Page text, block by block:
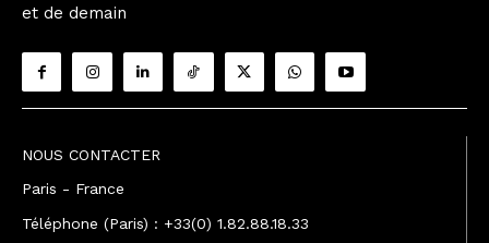
et de demain
NOUS CONTACTER
Paris - France
Téléphone (Paris) : +33(0) 1.82.88.18.33